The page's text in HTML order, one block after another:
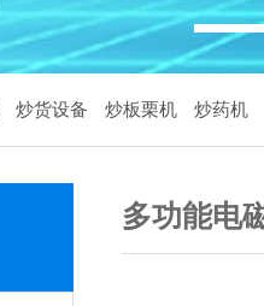
炒货设备 炒板栗机 炒药机
多功能电